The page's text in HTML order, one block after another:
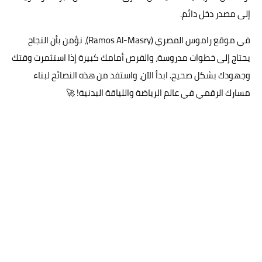
إلى مصدر دخل دائم.
في موقع راموس المصري (Ramos Al-Masry)، نؤمن بأن النجاح
يحتاج إلى خطوات مدروسة، والفرص أمامك كبيرة إذا استثمرت وقتك
وجهودك بشكل صحيح. ابدأ الآن، واستفد من هذه النصائح لبناء
مسارك الرقمي في عالم الرياضة واللياقة البدنية! 🚀